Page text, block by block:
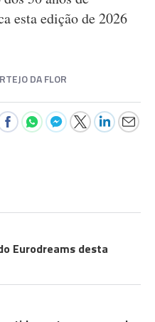
esta edição de 2026
DA FLOR
Eurodreams desta